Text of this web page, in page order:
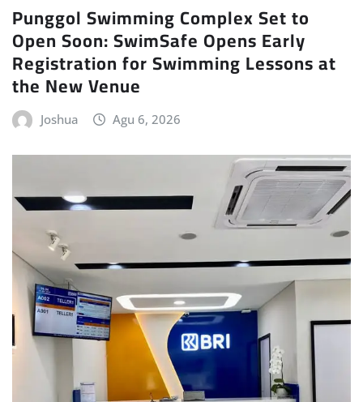
Punggol Swimming Complex Set to
Open Soon: SwimSafe Opens Early
Registration for Swimming Lessons at
the New Venue
Joshua Agu 6, 2026